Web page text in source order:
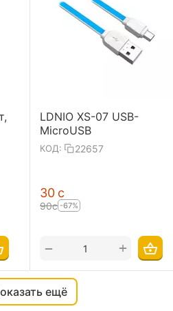
LDNIO XS-07 USB-
MicroUSB
КОД: 22657
‍30‍ с
‍90‍с -67%
+
−
ещё